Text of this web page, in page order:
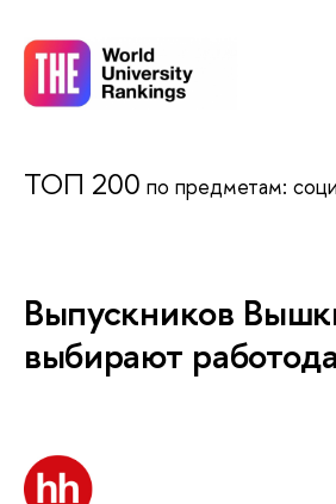
TOП 200 по предметам:
Выпускников
выбирают